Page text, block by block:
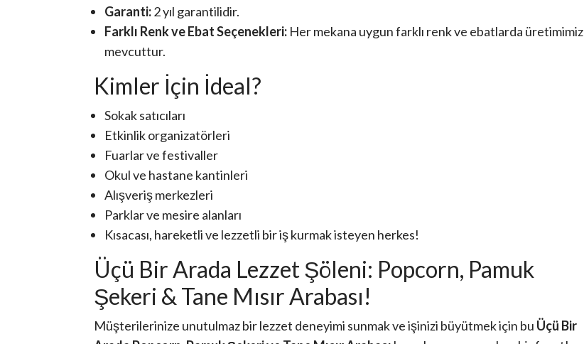
Garanti:2 yıl garantilidir.
Farklı Renk ve Ebat Seçenekleri: Her mekana uygun farklı renk ve ebatlarda üretimimiz
mevcuttur.
Kimler İçin İdeal?
Sokak satıcıları
Etkinlik organizatörleri
Fuarlar ve festivaller
Okul ve hastane kantinleri
Alışveriş merkezleri
Parklar ve mesire alanları
Kısacası, hareketli ve lezzetli bir iş kurmak isteyen herkes!
Üçü Bir Arada Lezzet Şöleni: Popcorn, Pamuk
Şekeri & Tane Mısır Arabası!
Müşterilerinize unutulmaz bir lezzet deneyimi sunmak ve işinizi büyütmek için bu Üçü Bir